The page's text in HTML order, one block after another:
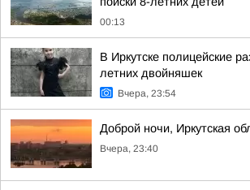
00:13
В Иркутске полицейские
летних двойняшек
Вчера, 23:54
Доброй ночи, Иркутская
Вчера, 23:40